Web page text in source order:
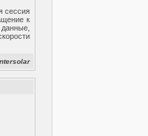
сессия
к